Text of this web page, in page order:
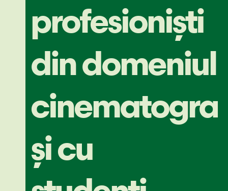
profesioniști
din domeniul
și cu